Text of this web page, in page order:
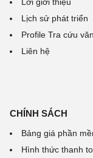
Lịch sử phát triển
Profile Tra cứu
Liên hệ
CHÍNH SÁCH
Bảng giá phần
Hình thức thanh